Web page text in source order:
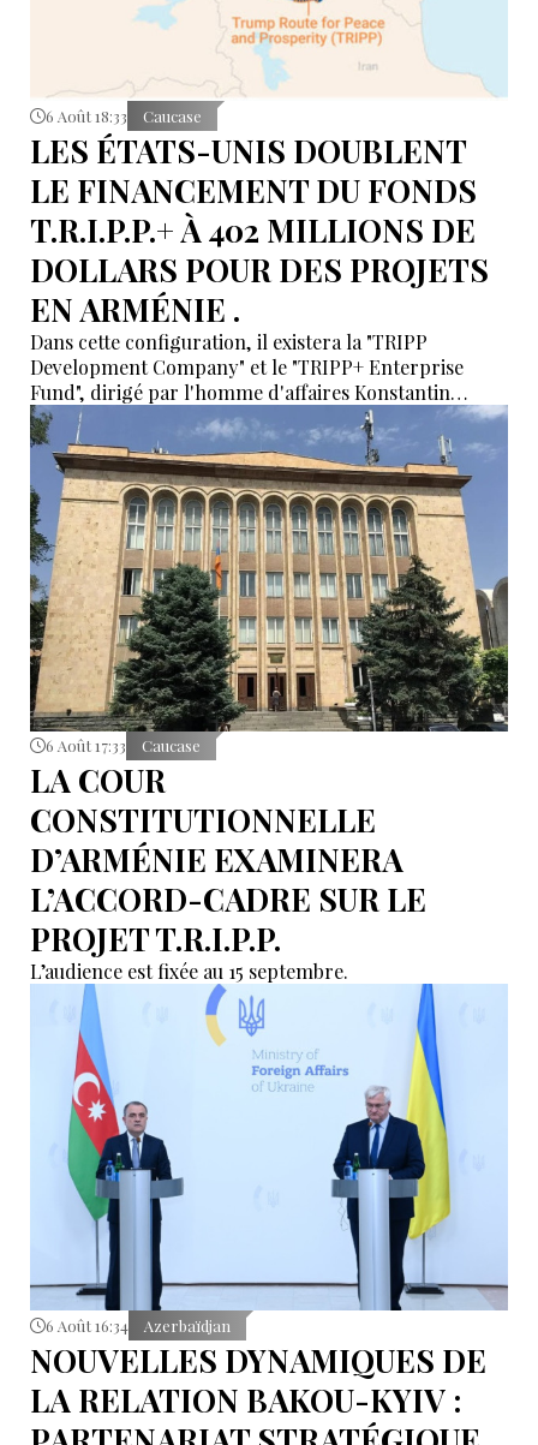
6 Août 18:33 Caucase
LES ÉTATS-UNIS DOUBLENT
LE FINANCEMENT DU FONDS
T.R.I.P.P.+ À 402 MILLIONS DE
DOLLARS POUR DES PROJETS
EN ARMÉNIE .
Dans cette configuration, il existera la "TRIPP
Development Company" et le "TRIPP+ Enterprise
Fund", dirigé par l'homme d'affaires Konstantin
Sokolov
6 Août 17:33 Caucase
LA COUR
CONSTITUTIONNELLE
D’ARMÉNIE EXAMINERA
L’ACCORD-CADRE SUR LE
PROJET T.R.I.P.P.
L’audience est fixée au 15 septembre.
6 Août 16:34 Azerbaïdjan
NOUVELLES DYNAMIQUES DE
LA RELATION BAKOU-KYIV :